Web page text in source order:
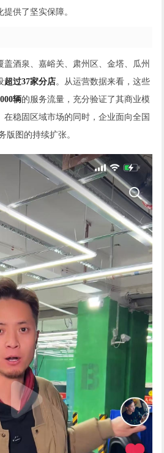
供了坚实保障。
盖酒泉、嘉峪关、肃州区、金塔、瓜州
超过37家分店。从运营数据来看，这些
辆的服务流量，充分验证了其商业模
稳固区域市场的同时，企业面向全国
版图的持续扩张。